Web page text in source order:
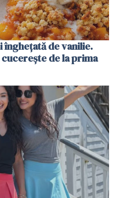
de vanilie.
de la prima